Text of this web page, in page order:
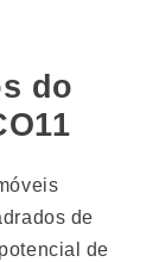
do
de
de